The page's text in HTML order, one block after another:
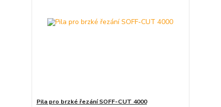
Pila pro brzké řezání SOFF-CUT 4000